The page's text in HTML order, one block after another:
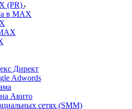
(PR)
в MAX
Директ
Adwords
Авито